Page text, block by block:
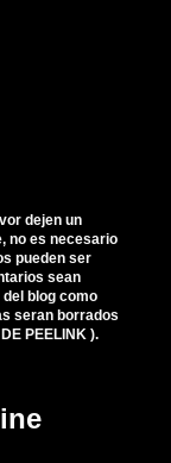
dejen un
no es necesario
pueden ser
sean
blog como
seran borrados
PEELINK ).